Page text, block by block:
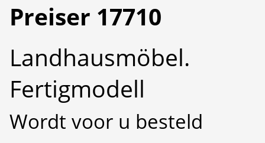
Preiser 17710
Landhausmöbel.
Fertigmodell
Wordt voor u besteld